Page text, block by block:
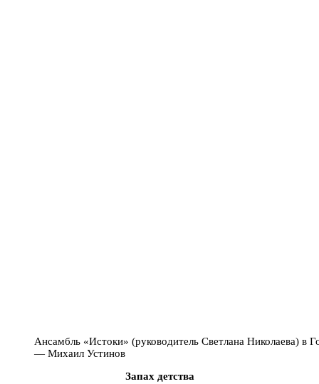
Ансамбль «Истоки» (руководитель Светлана Николаева) в
— Михаил Устинов
Запах детства